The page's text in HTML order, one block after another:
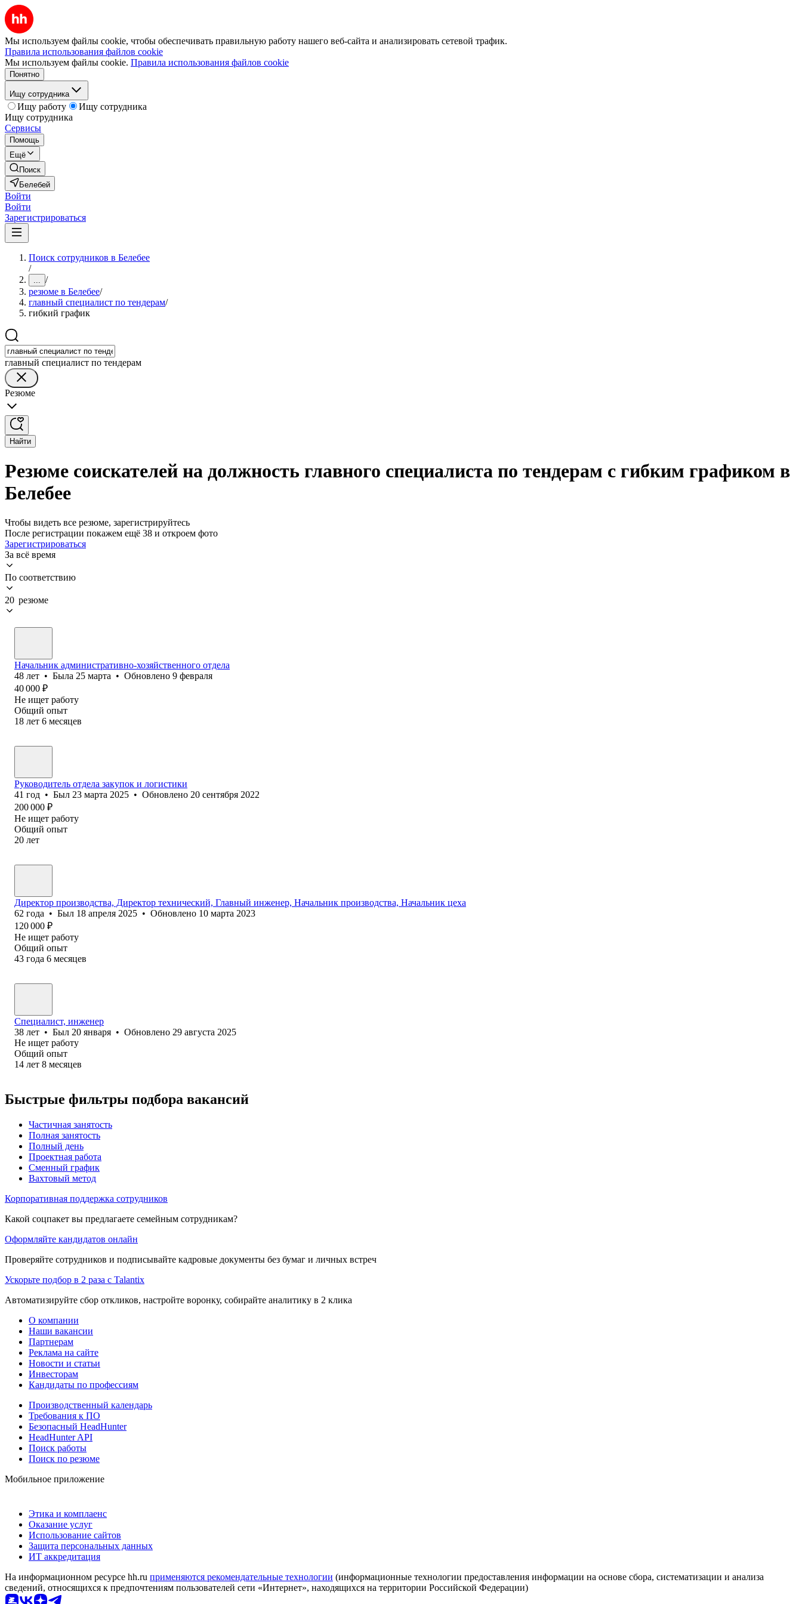
Мы используем файлы cookie, чтобы обеспечивать правильную работу нашего веб-сайта и анализировать сетевой трафик.
Правила использования файлов cookie
Мы используем файлы cookie. Правила использования файлов cookie
Понятно
Ищу сотрудника
Ищу работу
Ищу сотрудника
Ищу сотрудника
Сервисы
Помощь
Ещё
Поиск
Белебей
Войти
Войти
Зарегистрироваться
Поиск сотрудников в Белебее
/
... /
резюме в Белебее/
главный специалист по тендерам/
гибкий график
главный специалист по тендерам
Резюме
Найти
Резюме соискателей на должность главного специалиста по тендерам с гибким графиком в
Белебее
Чтобы видеть все резюме, зарегистрируйтесь
После регистрации покажем ещё 38 и откроем фото
Зарегистрироваться
За всё время
По соответствию
20 резюме
Начальник административно-хозяйственного отдела
48 лет • Была 25 марта • Обновлено 9 февраля
40 000 ₽
Не ищет работу
Общий опыт
18 лет 6 месяцев
Руководитель отдела закупок и логистики
41 год • Был 23 марта 2025 • Обновлено 20 сентября 2022
200 000 ₽
Не ищет работу
Общий опыт
20 лет
Директор производства, Директор технический, Главный инженер, Начальник производства, Начальник цеха
62 года • Был 18 апреля 2025 • Обновлено 10 марта 2023
120 000 ₽
Не ищет работу
Общий опыт
43 года 6 месяцев
Специалист, инженер
38 лет • Был 20 января • Обновлено 29 августа 2025
Не ищет работу
Общий опыт
14 лет 8 месяцев
Быстрые фильтры подбора вакансий
Частичная занятость
Полная занятость
Полный день
Проектная работа
Сменный график
Вахтовый метод
Корпоративная поддержка сотрудников
Какой соцпакет вы предлагаете семейным сотрудникам?
Оформляйте кандидатов онлайн
Проверяйте сотрудников и подписывайте кадровые документы без бумаг и личных встреч
Ускорьте подбор в 2 раза с Talantix
Автоматизируйте сбор откликов, настройте воронку, собирайте аналитику в 2 клика
О компании
Наши вакансии
Партнерам
Реклама на сайте
Новости и статьи
Инвесторам
Кандидаты по профессиям
Производственный календарь
Требования к ПО
Безопасный HeadHunter
HeadHunter API
Поиск работы
Поиск по резюме
Мобильное приложение
Этика и комплаенс
Оказание услуг
Использование сайтов
Защита персональных данных
ИТ аккредитация
На информационном ресурсе hh.ru применяются рекомендательные технологии (информационные технологии предоставления информации на основе сбора, систематизации и анализа
сведений, относящихся к предпочтениям пользователей сети «Интернет», находящихся на территории Российской Федерации)